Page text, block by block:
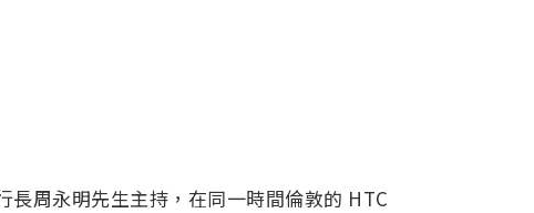
周永明先生主持，在同一時間倫敦的 HTC